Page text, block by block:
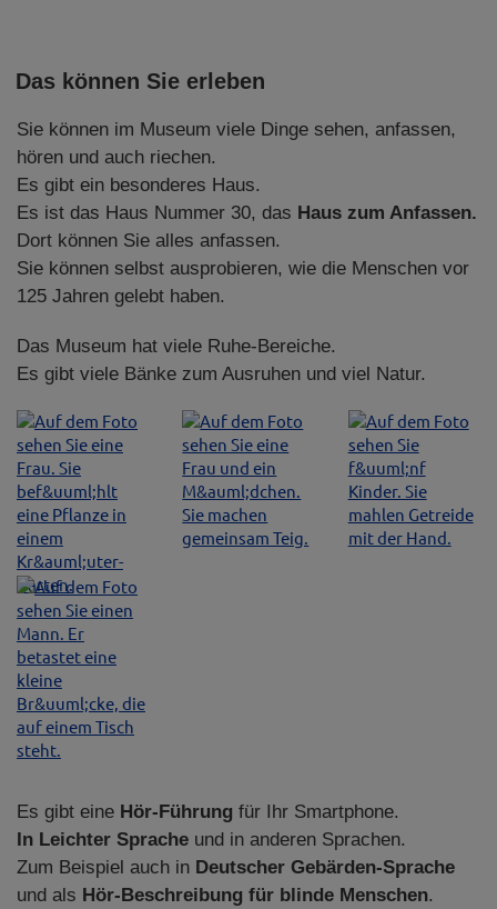
Das können Sie erleben
Sie können im Museum viele Dinge sehen, anfassen,
hören und auch riechen.
Es gibt ein besonderes Haus.
Es ist das Haus Nummer 30, das Haus zum Anfassen.
Dort können Sie alles anfassen.
Sie können selbst ausprobieren, wie die Menschen vor
125 Jahren gelebt haben.
Das Museum hat viele Ruhe-Bereiche.
Es gibt viele Bänke zum Ausruhen und viel Natur.
Es gibt eine Hör-Führung für Ihr Smartphone.
In Leichter Sprache und in anderen Sprachen.
Zum Beispiel auch in Deutscher Gebärden-Sprache
und als Hör-Beschreibung für blinde Menschen.